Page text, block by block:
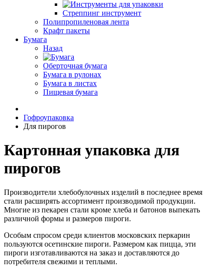
Стреппинг инструмент
Полипропиленовая лента
Крафт пакеты
Бумага
Назад
Оберточная бумага
Бумага в рулонах
Бумага в листах
Пищевая бумага
Гофроупаковка
Для пирогов
Картонная упаковка для
пирогов
Производители хлебобулочных изделий в последнее время
стали расширять ассортимент производимой продукции.
Многие из пекарен стали кроме хлеба и батонов выпекать
различной формы и размеров пироги.
Особым спросом среди клиентов московских перкарин
пользуются осетинские пироги. Размером как пицца, эти
пироги изготавливаются на заказ и доставляются до
потребителя свежими и теплыми.